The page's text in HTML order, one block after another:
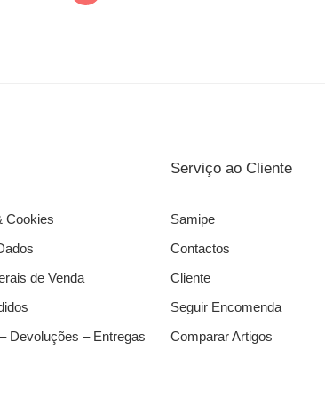
Cookies
de Venda
Devoluções – Entregas
Serviço ao Cliente
Samipe
Contactos
Cliente
Seguir Encomenda
Comparar Artigos